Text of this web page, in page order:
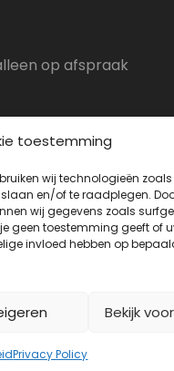
toestemming
wij technologieën
en/of te raadplegen.
wij gegevens zoals
je geen toestemming geeft of
invloed hebben op
Bekijk
Privacy Policy
op afspraak
10, 3763LX Soest
08:30 - 17:30
onderdeel van